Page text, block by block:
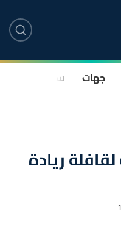
جهات سياسة
ريادة